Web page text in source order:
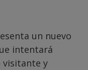
un nuevo
intentará
visitante y